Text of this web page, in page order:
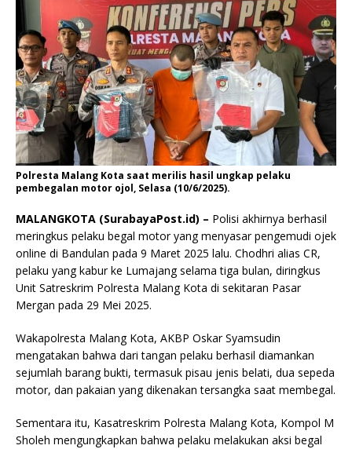
Polresta Malang Kota saat merilis hasil ungkap pelaku
pembegalan motor ojol, Selasa (10/6/2025).
MALANGKOTA (SurabayaPost.id) – Polisi akhirnya berhasil
meringkus pelaku begal motor yang menyasar pengemudi ojek
online di Bandulan pada 9 Maret 2025 lalu. Chodhri alias CR,
pelaku yang kabur ke Lumajang selama tiga bulan, diringkus
Unit Satreskrim Polresta Malang Kota di sekitaran Pasar
Mergan pada 29 Mei 2025.
Wakapolresta Malang Kota, AKBP Oskar Syamsudin
mengatakan bahwa dari tangan pelaku berhasil diamankan
sejumlah barang bukti, termasuk pisau jenis belati, dua sepeda
motor, dan pakaian yang dikenakan tersangka saat membegal.
Sementara itu, Kasatreskrim Polresta Malang Kota, Kompol M
Sholeh mengungkapkan bahwa pelaku melakukan aksi begal